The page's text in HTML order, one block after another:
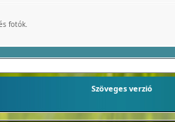
fotók.
Szöveges verzió